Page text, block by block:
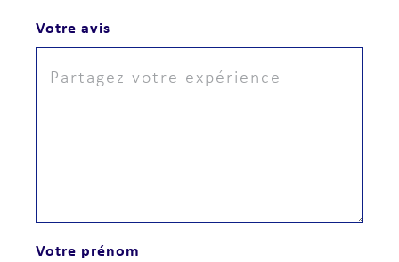
Votre avis
Votre prénom